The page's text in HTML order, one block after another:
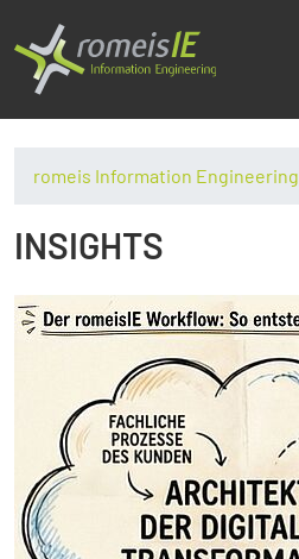
romeis Information Engineering
INSIGHTS